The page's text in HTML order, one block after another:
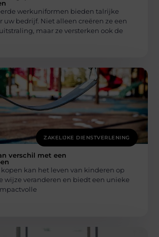
werkuniformen bieden talrijke
uw bedrijf. Niet alleen creëren ze een
maar ze versterken ook de
ZAKELIJKE DIENSTVERLENING
verschil met een
kan het leven van kinderen op
wijze veranderen en biedt een unieke